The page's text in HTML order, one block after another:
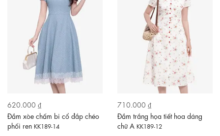
620.000 ₫
Đầm xòe chấm bi cổ đắp chéo
phối ren KK189-14
710.000 ₫
Đầm trắng họa tiết hoa dáng
chữ A KK189-12